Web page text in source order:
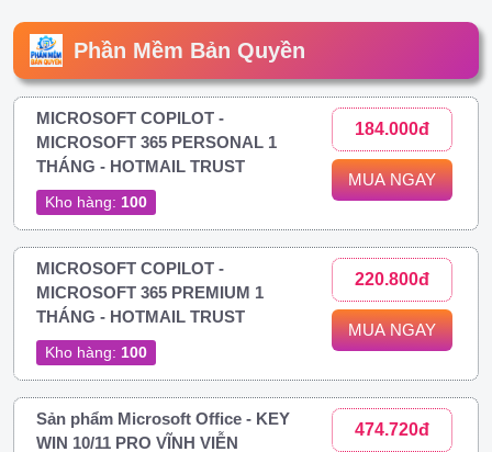
Phần Mềm Bản Quyền
MICROSOFT COPILOT -
MICROSOFT 365 PERSONAL 1
THÁNG - HOTMAIL TRUST
Kho hàng: 100
184.000đ
MUA NGAY
MICROSOFT COPILOT -
MICROSOFT 365 PREMIUM 1
THÁNG - HOTMAIL TRUST
Kho hàng: 100
220.800đ
MUA NGAY
Sản phẩm Microsoft Office - KEY
WIN 10/11 PRO VĨNH VIỄN
474.720đ